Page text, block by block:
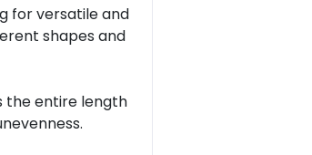
for versatile and
shapes and
the entire length